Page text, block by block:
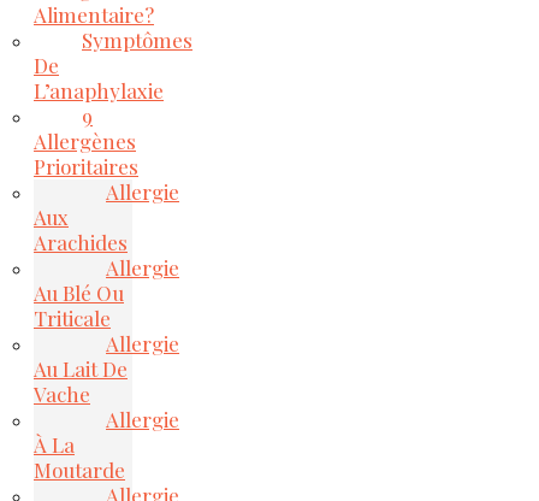
Alimentaire?
Symptômes
De
L’anaphylaxie
9
Allergènes
Prioritaires
Allergie
Aux
Arachides
Allergie
Au Blé Ou
Triticale
Allergie
Au Lait De
Vache
Allergie
À La
Moutarde
Allergie